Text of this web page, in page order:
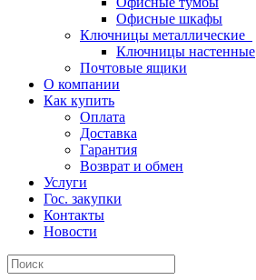
Офисные шкафы
Ключницы металлические
Ключницы настенные
Почтовые ящики
О компании
Как купить
Оплата
Доставка
Гарантия
Возврат и обмен
Услуги
Гос. закупки
Контакты
Новости